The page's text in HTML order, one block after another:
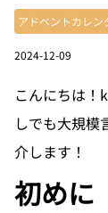
アドベントカレン
2024-12-09
こんにちは！
しでも大規模
介します！
初めに